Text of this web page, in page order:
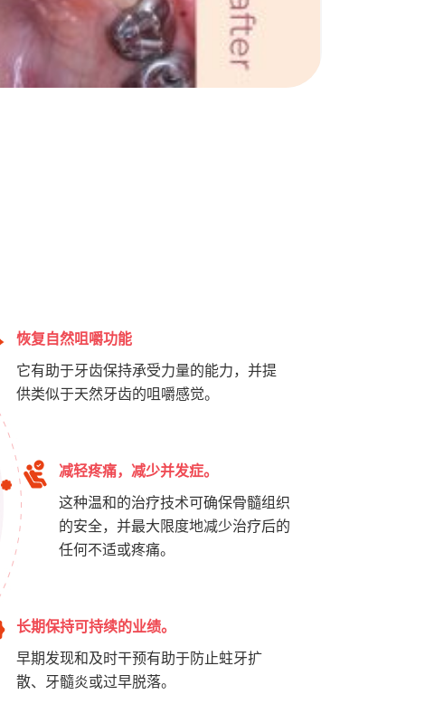
恢复自然咀嚼功能
它有助于牙齿保持承受力量的能力，并提
供类似于天然牙齿的咀嚼感觉。
减轻疼痛，减少并发症。
这种温和的治疗技术可确保骨髓组织
的安全，并最大限度地减少治疗后的
任何不适或疼痛。
长期保持可持续的业绩。
早期发现和及时干预有助于防止蛀牙扩
散、牙髓炎或过早脱落。